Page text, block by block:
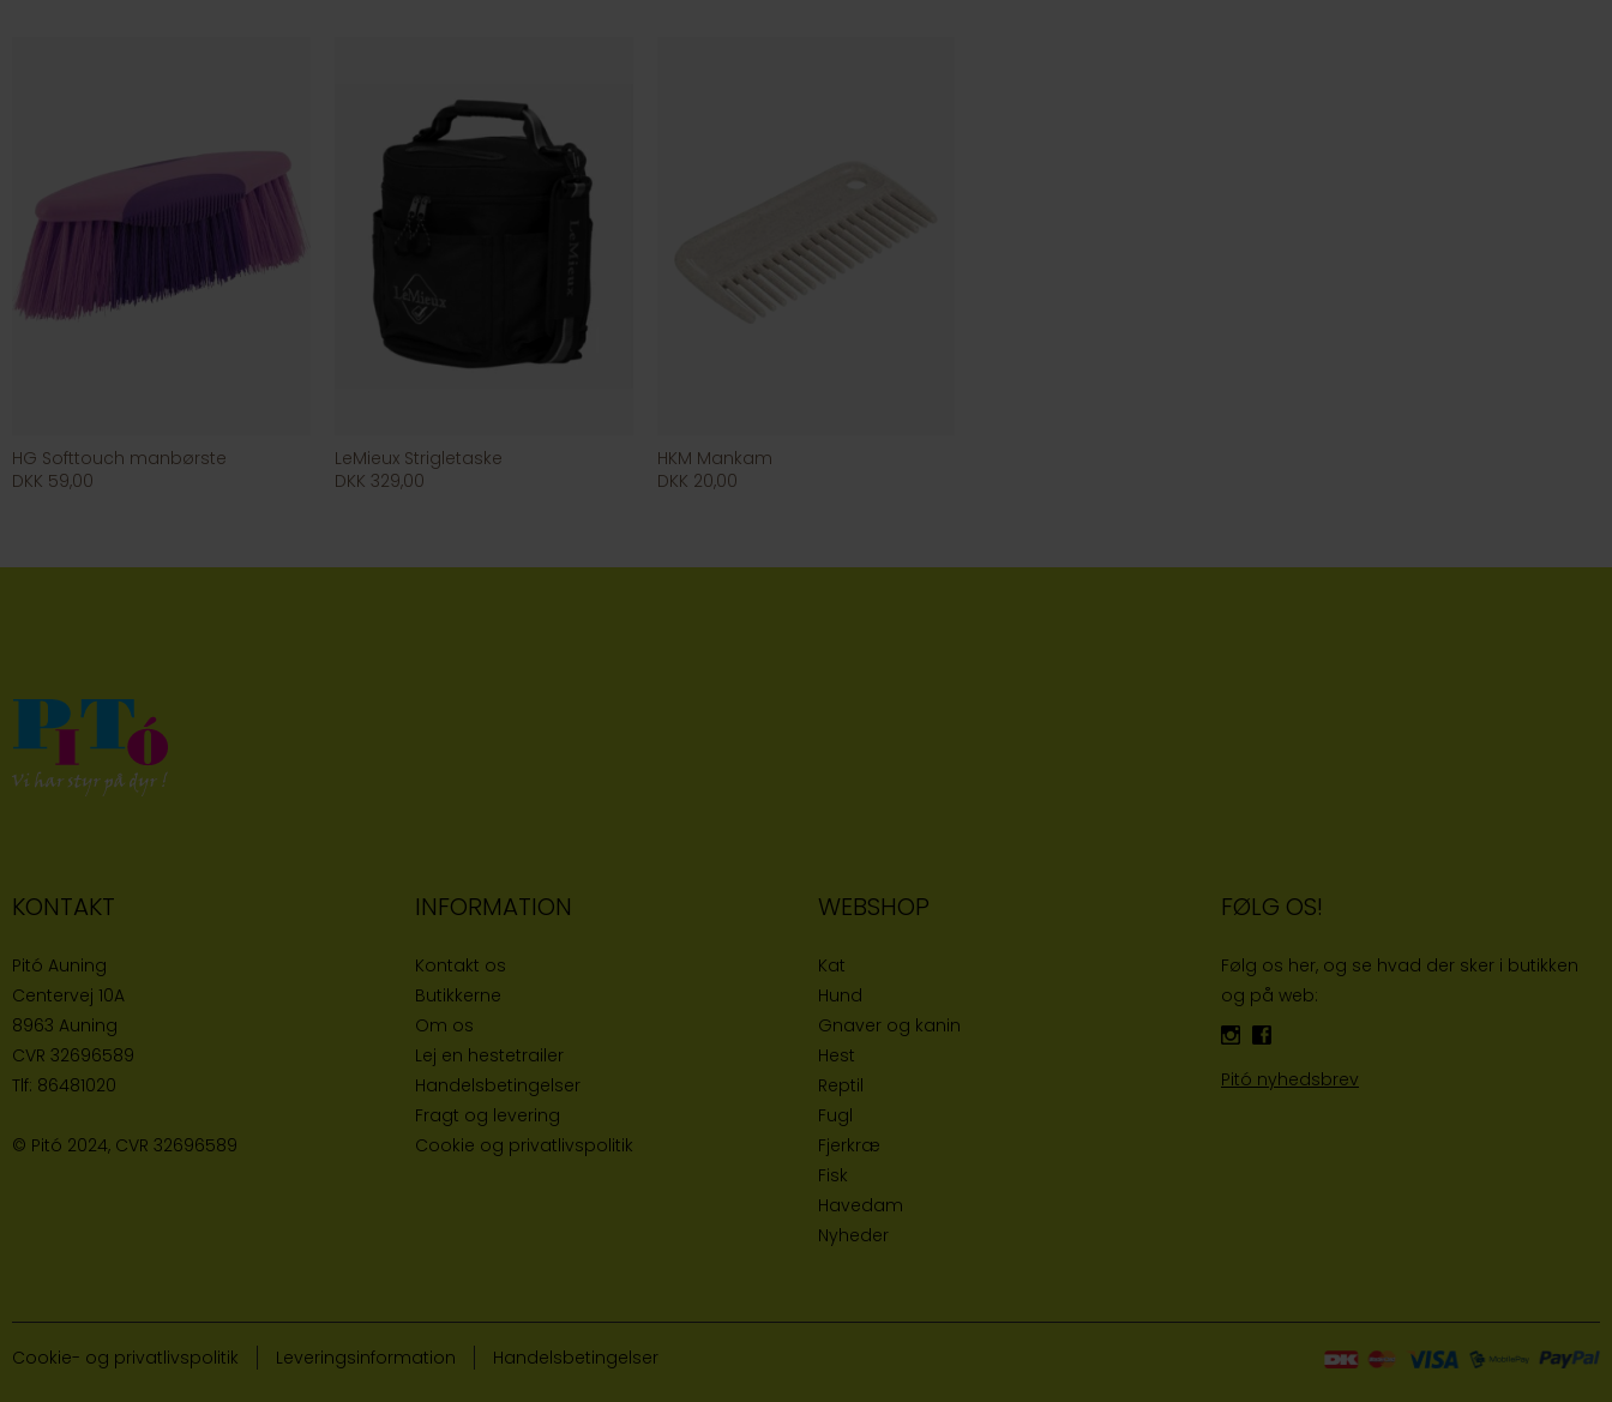
HG Softtouch manbørste
DKK 59,00
LeMieux Strigletaske
DKK 329,00
HKM Mankam
DKK 20,00
KONTAKT
Pitó Auning
Centervej 10A
8963 Auning
CVR 32696589
Tlf: 86481020
© Pitó 2024, CVR 32696589
INFORMATION
Kontakt os
Butikkerne
Om os
Lej en hestetrailer
Handelsbetingelser
Fragt og levering
Cookie og privatlivspolitik
WEBSHOP
Kat
Hund
Gnaver og kanin
Hest
Reptil
Fugl
Fjerkræ
Fisk
Havedam
Nyheder
FØLG OS!
Følg os her, og se hvad der sker i butikken
og på web:
Pitó nyhedsbrev
Cookie- og privatlivspolitik Leveringsinformation Handelsbetingelser